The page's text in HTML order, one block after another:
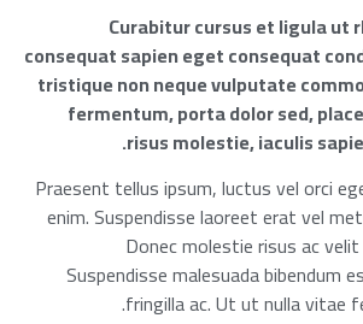
Curabitur cursus et ligula ut
consequat sapien eget consequat
tristique non neque vulputate
fermentum, porta dolor sed,
risus molestie, iaculis
Praesent tellus ipsum, luctus vel orci
enim. Suspendisse laoreet erat vel
Donec molestie risus ac
Suspendisse malesuada bibendum
fringilla ac. Ut ut nulla vitae